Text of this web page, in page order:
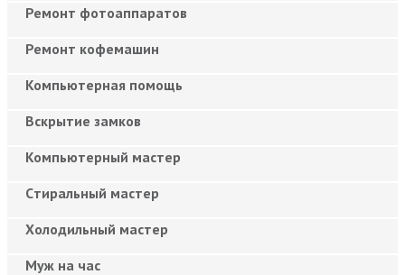
Ремонт фотоаппаратов
Ремонт кофемашин
Компьютерная помощь
Вскрытие замков
Компьютерный мастер
Cтиральный мастер
Холодильный мастер
Муж на час